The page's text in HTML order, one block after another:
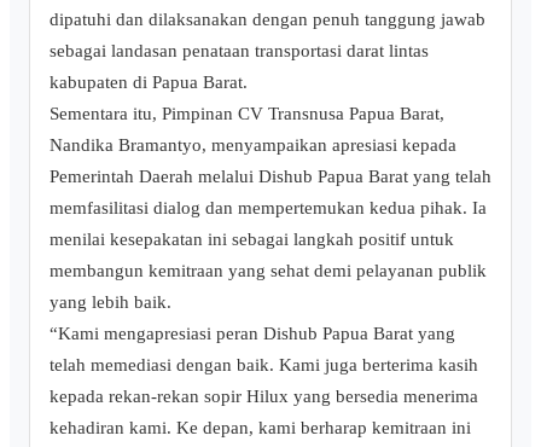
dipatuhi dan dilaksanakan dengan penuh tanggung jawab
sebagai landasan penataan transportasi darat lintas
kabupaten di Papua Barat.
Sementara itu, Pimpinan CV Transnusa Papua Barat,
Nandika Bramantyo, menyampaikan apresiasi kepada
Pemerintah Daerah melalui Dishub Papua Barat yang telah
memfasilitasi dialog dan mempertemukan kedua pihak. Ia
menilai kesepakatan ini sebagai langkah positif untuk
membangun kemitraan yang sehat demi pelayanan publik
yang lebih baik.
“Kami mengapresiasi peran Dishub Papua Barat yang
telah memediasi dengan baik. Kami juga berterima kasih
kepada rekan-rekan sopir Hilux yang bersedia menerima
kehadiran kami. Ke depan, kami berharap kemitraan ini